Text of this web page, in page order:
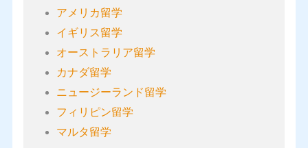
アメリカ留学
イギリス留学
オーストラリア留学
カナダ留学
ニュージーランド留学
フィリピン留学
マルタ留学